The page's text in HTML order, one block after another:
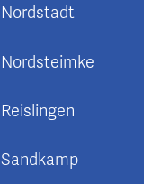
Nordstadt
Nordsteimke
Reislingen
Sandkamp